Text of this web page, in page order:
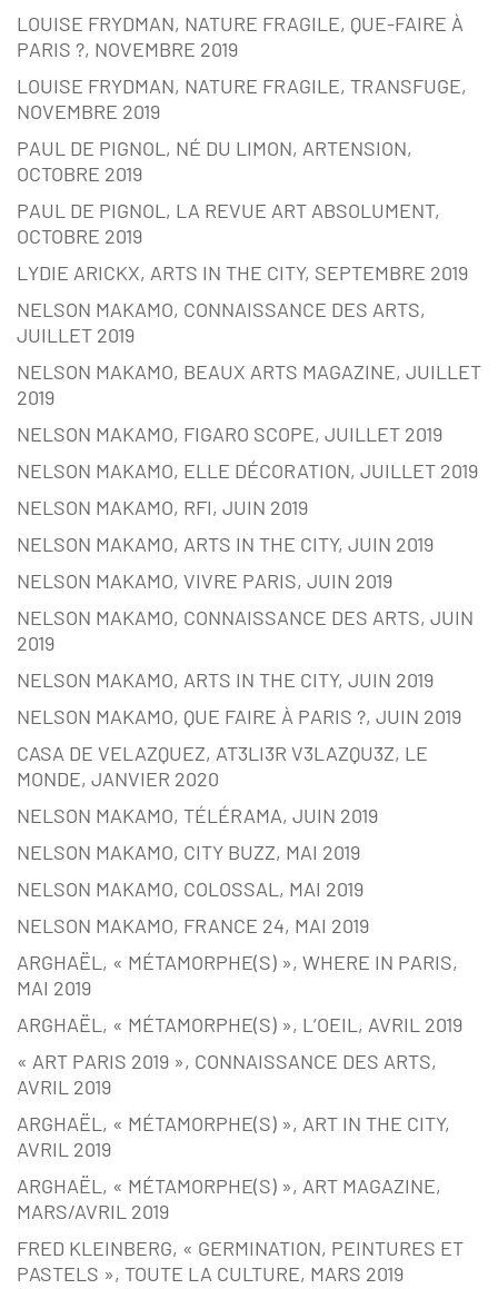
LOUISE FRYDMAN, NATURE FRAGILE, QUE-FAIRE À
PARIS ?, NOVEMBRE 2019
LOUISE FRYDMAN, NATURE FRAGILE, TRANSFUGE,
NOVEMBRE 2019
PAUL DE PIGNOL, NÉ DU LIMON, ARTENSION,
OCTOBRE 2019
PAUL DE PIGNOL, LA REVUE ART ABSOLUMENT,
OCTOBRE 2019
LYDIE ARICKX, ARTS IN THE CITY, SEPTEMBRE 2019
NELSON MAKAMO, CONNAISSANCE DES ARTS,
JUILLET 2019
NELSON MAKAMO, BEAUX ARTS MAGAZINE, JUILLET
2019
NELSON MAKAMO, FIGARO SCOPE, JUILLET 2019
NELSON MAKAMO, ELLE DÉCORATION, JUILLET 2019
NELSON MAKAMO, RFI, JUIN 2019
NELSON MAKAMO, ARTS IN THE CITY, JUIN 2019
NELSON MAKAMO, VIVRE PARIS, JUIN 2019
NELSON MAKAMO, CONNAISSANCE DES ARTS, JUIN
2019
NELSON MAKAMO, ARTS IN THE CITY, JUIN 2019
NELSON MAKAMO, QUE FAIRE À PARIS ?, JUIN 2019
CASA DE VELAZQUEZ, AT3LI3R V3LAZQU3Z, LE
MONDE, JANVIER 2020
NELSON MAKAMO, TÉLÉRAMA, JUIN 2019
NELSON MAKAMO, CITY BUZZ, MAI 2019
NELSON MAKAMO, COLOSSAL, MAI 2019
NELSON MAKAMO, FRANCE 24, MAI 2019
ARGHAËL, « MÉTAMORPHE(S) », WHERE IN PARIS,
MAI 2019
ARGHAËL, « MÉTAMORPHE(S) », L’OEIL, AVRIL 2019
« ART PARIS 2019 », CONNAISSANCE DES ARTS,
AVRIL 2019
ARGHAËL, « MÉTAMORPHE(S) », ART IN THE CITY,
AVRIL 2019
ARGHAËL, « MÉTAMORPHE(S) », ART MAGAZINE,
MARS/AVRIL 2019
FRED KLEINBERG, « GERMINATION, PEINTURES ET
PASTELS », TOUTE LA CULTURE, MARS 2019